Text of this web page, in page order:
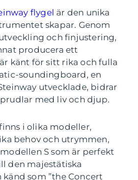
flygel är den unika
skapar. Genom
och finjustering,
producera ett
känt för sitt rika och fulla
soundingboard, en
utvecklade, bidrar
med liv och djup.
i olika modeller,
behov och utrymmen,
S som är perfekt
den majestätiska
känd som ”the Concert